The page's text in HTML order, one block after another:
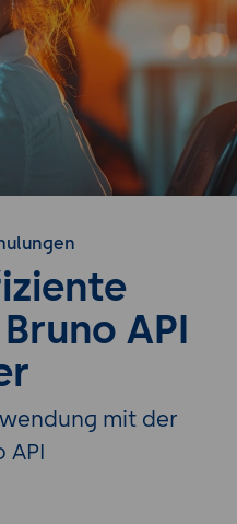
API
mit der
API